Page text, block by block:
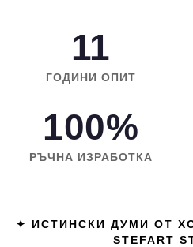
11
ГОДИНИ ОПИТ
100%
РЪЧНА ИЗРАБОТКА
✦ ИСТИНСКИ ДУМИ ОТ
STEFART